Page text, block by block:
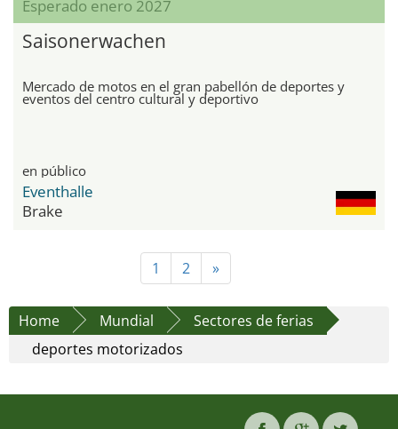
Esperado enero 2027
Saisonerwachen
Mercado de motos en el gran pabellón de deportes y
eventos del centro cultural y deportivo
en público
Eventhalle
Brake
1 2 »
Home Mundial
Sectores de ferias
deportes motorizados